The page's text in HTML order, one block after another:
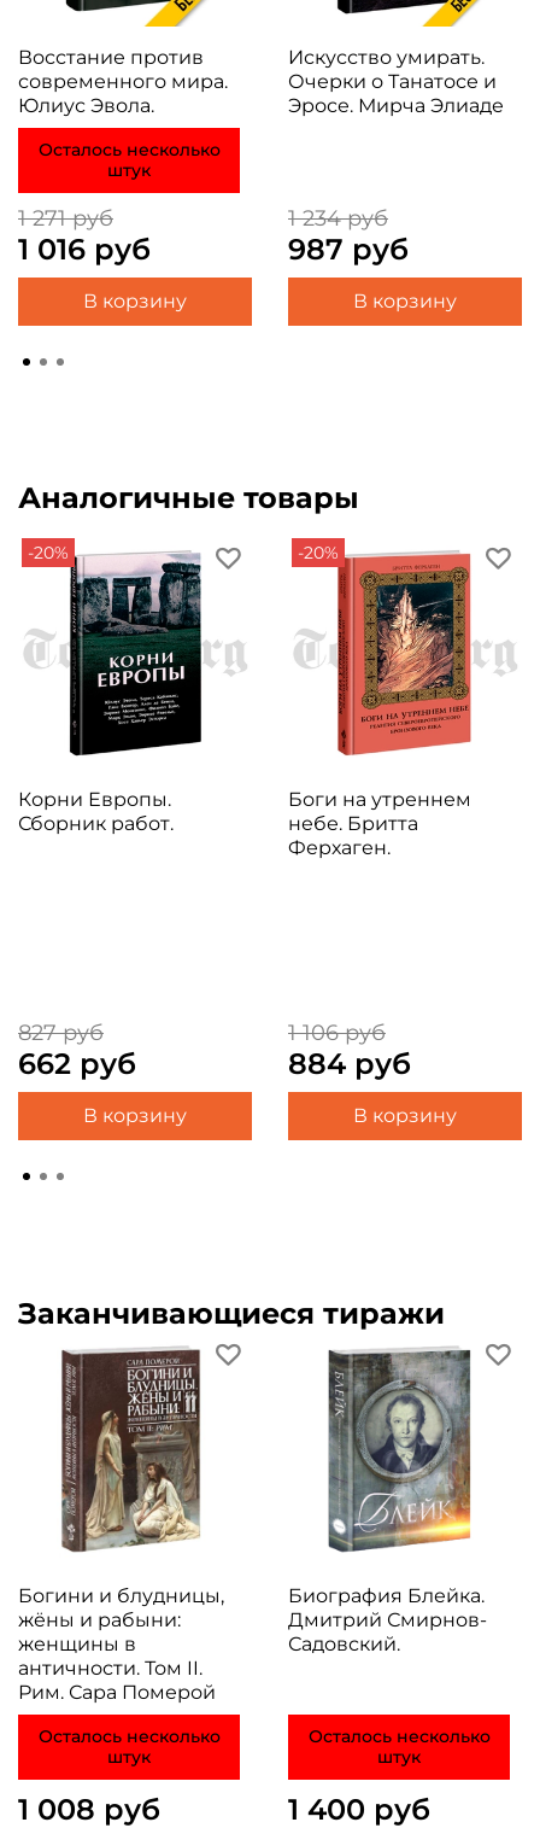
Восстание против
современного мира.
Юлиус Эвола.
Осталось несколько
штук
1 271 руб
1 016 руб
В корзину
Искусство умирать.
Очерки о Танатосе и
Эросе. Мирча Элиаде
1 234 руб
987 руб
В корзину
Аналогичные товары
-20%
Корни Европы.
Сборник работ.
827 руб
662 руб
В корзину
-20%
Боги на утреннем
небе. Бритта
Ферхаген.
1 106 руб
884 руб
В корзину
Заканчивающиеся тиражи
Богини и блудницы,
жёны и рабыни:
женщины в
античности. Том II.
Рим. Сара Померой
Осталось несколько
штук
1 008 руб
Биография Блейка.
Дмитрий Смирнов-
Садовский.
Осталось несколько
штук
1 400 руб